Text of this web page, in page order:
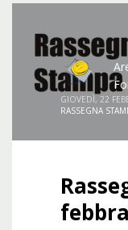
GIOVEDÌ, 22
RASSEGNA